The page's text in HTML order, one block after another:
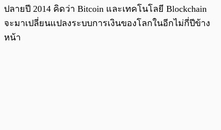
ปลายปี 2014 คิดว่า Bitcoin และเทคโนโลยี Blockchain
จะมาเปลี่ยนแปลงระบบการเงินของโลกในอีกไม่กี่ปีข้าง
หน้า